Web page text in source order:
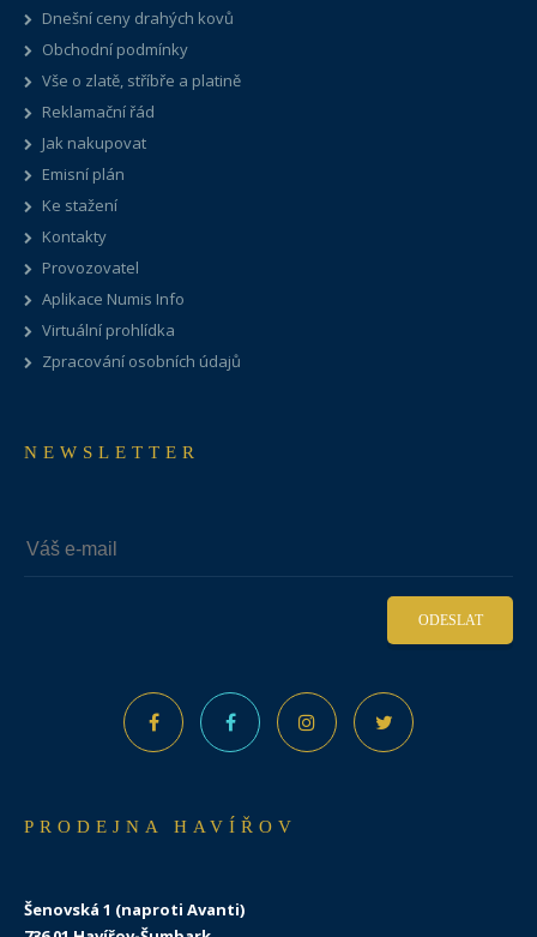
Dnešní ceny drahých kovů
Obchodní podmínky
Vše o zlatě, stříbře a platině
Reklamační řád
Jak nakupovat
Emisní plán
Ke stažení
Kontakty
Provozovatel
Aplikace Numis Info
Virtuální prohlídka
Zpracování osobních údajů
NEWSLETTER
ODESLAT
PRODEJNA HAVÍŘOV
Šenovská 1 (naproti Avanti)